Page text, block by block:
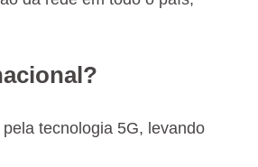
tecnologia 5G, levando